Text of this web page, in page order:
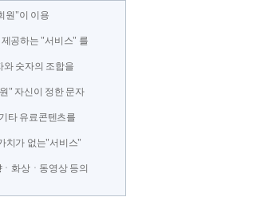
원"이 이용
공하는 "서비스" 를
숫자의 조합을
" 자신이 정한 문자
타 유료콘텐츠를
치가 없는"서비스"
화상ㆍ동영상 등의